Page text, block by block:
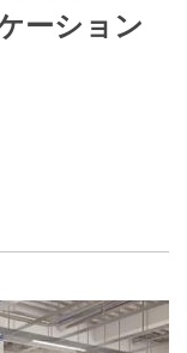
ーション